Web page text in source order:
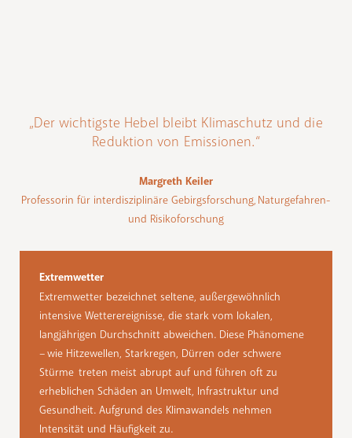
„Der wichtigste Hebel bleibt Klimaschutz und die
Reduktion von Emissionen.“
Margreth Keiler
Professorin für interdisziplinäre Gebirgsforschung, Naturgefahren-
und Risikoforschung
Extremwetter
Extremwetter bezeichnet seltene, außergewöhnlich
intensive Wetterereignisse, die stark vom lokalen,
langjährigen Durchschnitt abweichen. Diese Phänomene
– wie Hitzewellen, Starkregen, Dürren oder schwere
Stürme treten meist abrupt auf und führen oft zu
erheblichen Schäden an Umwelt, Infrastruktur und
Gesundheit. Aufgrund des Klimawandels nehmen
Intensität und Häufigkeit zu.